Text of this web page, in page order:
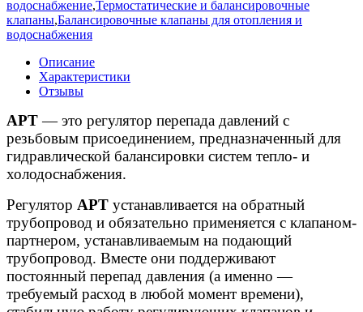
водоснабжение,Термостатические и балансировочные
клапаны,Балансировочные клапаны для отопления и
водоснабжения
Описание
Характеристики
Отзывы
APT— это регулятор перепада давлений с
резьбовым присоединением, предназначенный для
гидравлической балансировки систем тепло- и
холодоснабжения.
Регулятор APT устанавливается на обратный
трубопровод и обязательно применяется с клапаном-
партнером, устанавливаемым на подающий
трубопровод. Вместе они поддерживают
постоянный перепад давления (а именно —
требуемый расход в любой момент времени),